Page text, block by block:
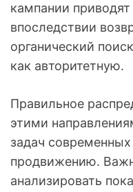
кампании
впоследствии
органический
как авторитетную.
Правильное
этими
задач
продвижению.
анализировать